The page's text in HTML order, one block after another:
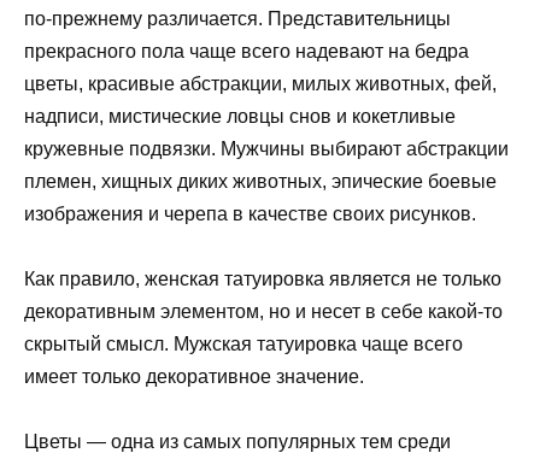
по-прежнему различается. Представительницы
прекрасного пола чаще всего надевают на бедра
цветы, красивые абстракции, милых животных, фей,
надписи, мистические ловцы снов и кокетливые
кружевные подвязки. Мужчины выбирают абстракции
племен, хищных диких животных, эпические боевые
изображения и черепа в качестве своих рисунков.
Как правило, женская татуировка является не только
декоративным элементом, но и несет в себе какой-то
скрытый смысл. Мужская татуировка чаще всего
имеет только декоративное значение.
Цветы — одна из самых популярных тем среди